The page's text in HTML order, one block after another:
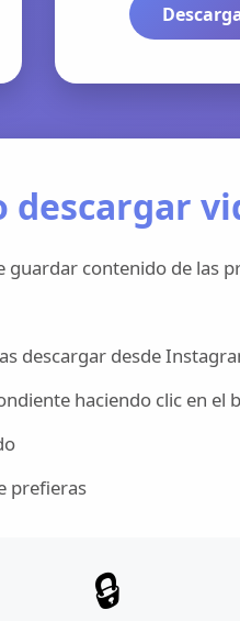
descargar
contenido de las
descargar desde
haciendo clic en el
prefieras
🔒